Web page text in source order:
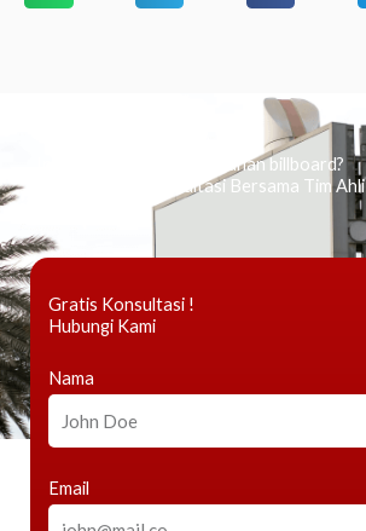
Ingin tahu tentang periklanan billboard?
Kami Berikan Konsultasi Bersama Tim Ahli
Gratis Konsultasi !
Hubungi Kami
Nama
Email